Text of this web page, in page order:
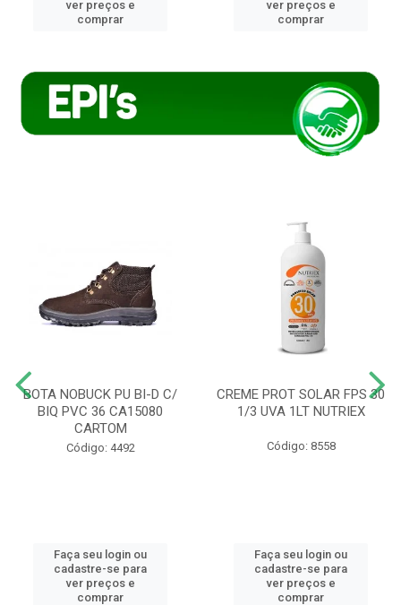
ver preços e
comprar
ver preços e
comprar
BOTA NOBUCK PU BI-D C/
BIQ PVC 36 CA15080
CARTOM
Código: 4492
Faça seu login ou
cadastre-se para
ver preços e
comprar
CREME PROT SOLAR FPS 30
1/3 UVA 1LT NUTRIEX
Código: 8558
Faça seu login ou
cadastre-se para
ver preços e
comprar